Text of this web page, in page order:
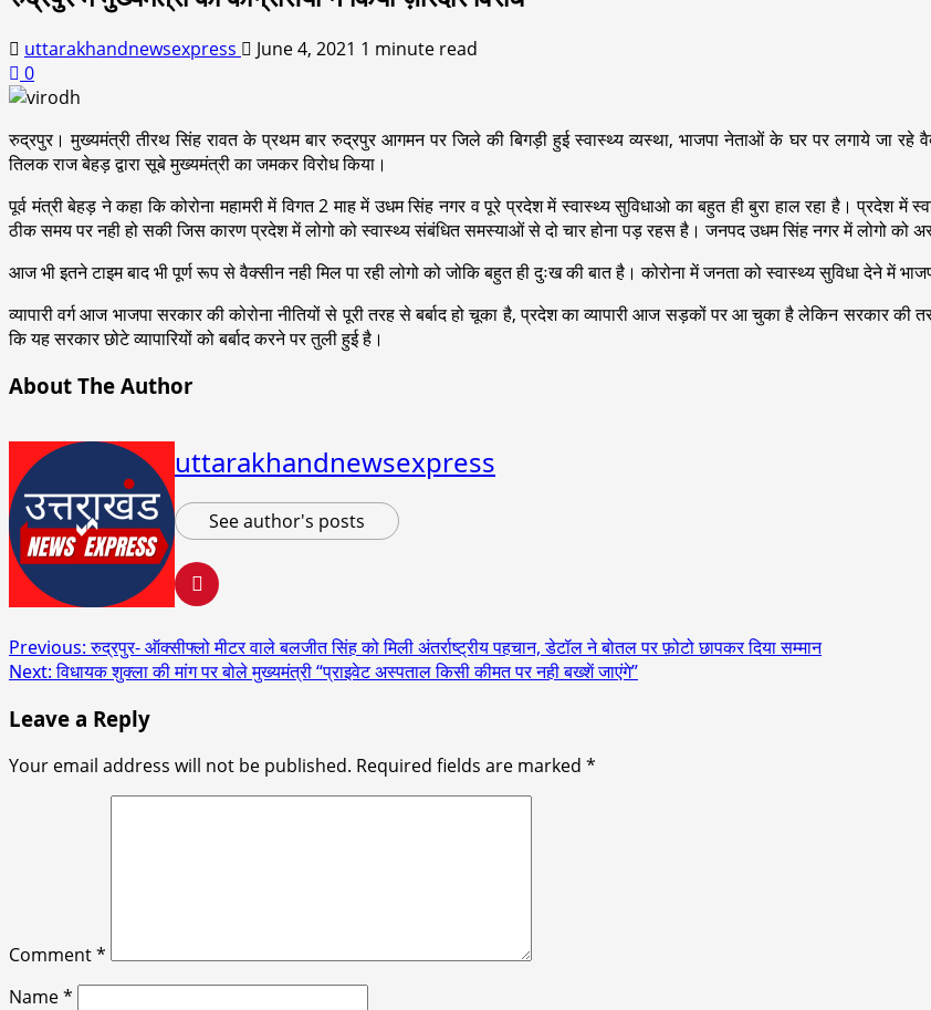
uttarakhandnewsexpress June 4, 2021 1 minute read
0
रुद्रपुर। मुख्यमंत्री तीरथ सिंह रावत के प्रथम बार रुद्रपुर आगमन पर जिले की बिगड़ी हुई स्वास्थ्य व्यस्था, भाजपा नेताओं के घर पर लगाये जा रहे
तिलक राज बेहड़ द्वारा सूबे मुख्यमंत्री का जमकर विरोध किया।
पूर्व मंत्री बेहड़ ने कहा कि कोरोना महामरी में विगत 2 माह में उधम सिंह नगर व पूरे प्रदेश में स्वास्थ्य सुविधाओ का बहुत ही बुरा हाल रहा है। प्रदेश
ठीक समय पर नही हो सकी जिस कारण प्रदेश में लोगो को स्वास्थ्य संबंधित समस्याओं से दो चार होना पड़ रहस है। जनपद उधम सिंह नगर में लोगो
आज भी इतने टाइम बाद भी पूर्ण रूप से वैक्सीन नही मिल पा रही लोगो को जोकि बहुत ही दुःख की बात है। कोरोना में जनता को स्वास्थ्य सुविधा देने में
व्यापारी वर्ग आज भाजपा सरकार की कोरोना नीतियों से पूरी तरह से बर्बाद हो चूका है, प्रदेश का व्यापारी आज सड़कों पर आ चुका है लेकिन सरकार
कि यह सरकार छोटे व्यापारियों को बर्बाद करने पर तुली हुई है।
About The Author
uttarakhandnewsexpress
See author's posts
Post
navigation
Previous:रुद्रपुर- ऑक्सीफ्लो मीटर वाले बलजीत सिंह को मिली अंतर्राष्ट्रीय पहचान, डेटॉल ने बोतल पर फ़ोटो छापकर दिया सम्मान
Next:विधायक शुक्ला की मांग पर बोले मुख्यमंत्री “प्राइवेट अस्पताल किसी कीमत पर नही बख्शें जाएंगे”
Leave a Reply
Your email address will not be published. Required fields are marked *
Comment*
Name*